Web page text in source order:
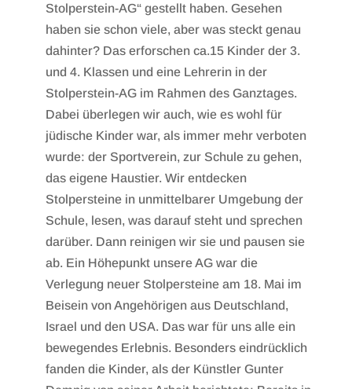
Stolperstein-AG“ gestellt haben. Gesehen
haben sie schon viele, aber was steckt genau
dahinter? Das erforschen ca.15 Kinder der 3.
und 4. Klassen und eine Lehrerin in der
Stolperstein-AG im Rahmen des Ganztages.
Dabei überlegen wir auch, wie es wohl für
jüdische Kinder war, als immer mehr verboten
wurde: der Sportverein, zur Schule zu gehen,
das eigene Haustier. Wir entdecken
Stolpersteine in unmittelbarer Umgebung der
Schule, lesen, was darauf steht und sprechen
darüber. Dann reinigen wir sie und pausen sie
ab. Ein Höhepunkt unsere AG war die
Verlegung neuer Stolpersteine am 18. Mai im
Beisein von Angehörigen aus Deutschland,
Israel und den USA. Das war für uns alle ein
bewegendes Erlebnis. Besonders eindrücklich
fanden die Kinder, als der Künstler Gunter